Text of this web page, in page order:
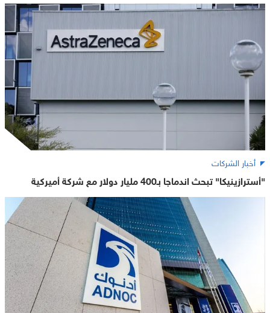
أخبار الشركات
"أسترازينيكا" تبحث اندماجا بـ400 مليار دولار مع شركة أميركية